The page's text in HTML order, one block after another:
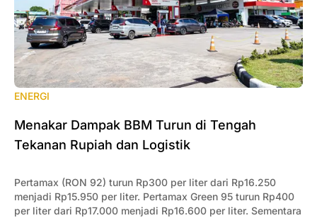
ENERGI
‎Menakar Dampak BBM Turun di Tengah
Tekanan Rupiah dan Logistik
Pertamax (RON 92) turun Rp300 per liter dari Rp16.250
menjadi Rp15.950 per liter. Pertamax Green 95 turun Rp400
per liter dari Rp17.000 menjadi Rp16.600 per liter. Sementara